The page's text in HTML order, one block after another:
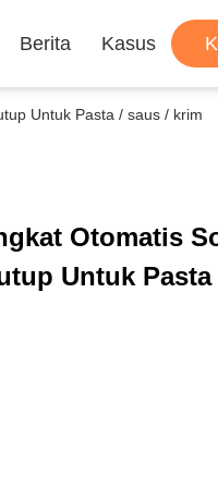
Berita Kasus
Untuk Pasta / saus / krim
Otomatis
Untuk